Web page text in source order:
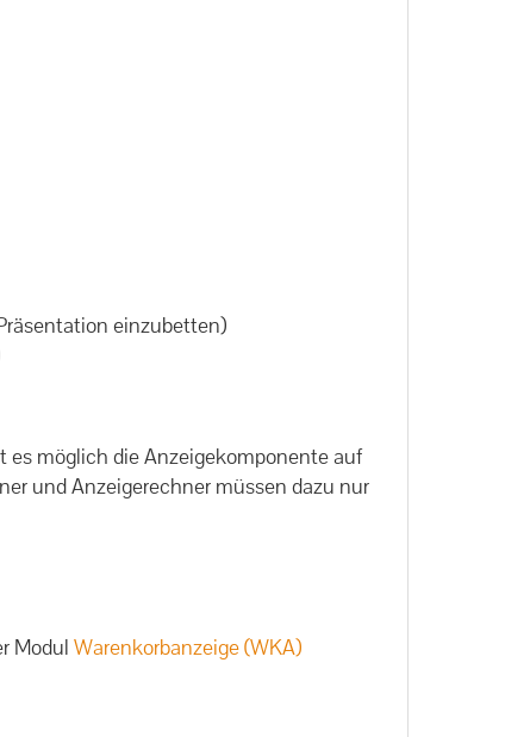
einzubetten)
möglich die Anzeigekomponente auf
und Anzeigerechner müssen dazu nur
Modul Warenkorbanzeige (WKA)